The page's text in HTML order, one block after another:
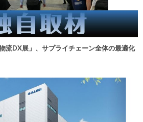
流DX展」、サプライチェーン全体の最適化